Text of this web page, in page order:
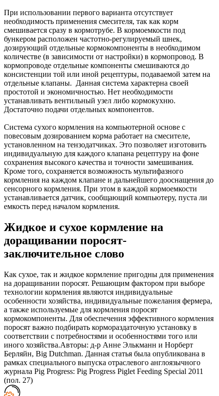
При использовании первого варианта отсутствует
необходимость применения смесителя, так как корм
смешивается сразу в кормотрубе. В кормоемкости под
бункером расположен частотно-регулируемый шнек,
дозирующий отдельные кормокомпоненты в необходимом
количестве (в зависимости от настройки) в кормопровод. В
кормопроводе отдельные компоненты смешиваются до
консистенции той или иной рецептуры, подаваемой затем на
отдельные клапаны. Данная система характерна своей
простотой и экономичностью. Нет необходимости
устанавливать вентильный узел либо кормокухню.
Достаточно подачи отдельных компонентов.
Система сухого кормления на компьютерной основе с
повесовым дозированием корма работает на смесителе,
установленном на тензодатчиках. Это позволяет изготовить
индивидуальную для каждого клапана рецептуру на фоне
сохранения высокого качества и точности замешивания.
Кроме того, сохраняется возможность мультифазного
кормления на каждом клапане и дальнейшего дооснащения до
сенсорного кормления. При этом в каждой кормоемкости
устанавливается датчик, сообщающий компьютеру, пуста ли
емкость перед началом кормления.
Жидкое и сухое кормление на
доращивании поросят-
заключительное слово
Как сухое, так и жидкое кормление пригодны для применения
на доращивании поросят. Решающим фактором при выборе
технологии кормления являются индивидуальные
особенности хозяйства, индивидуальные пожелания фермера,
а также используемые для кормления поросят
кормокомпоненты. Для обеспечения эффективного кормления
поросят важно подбирать кормораздаточную установку в
соответствии с потребностями и особенностями того или
иного хозяйства.Aвторы: д-р Анне Элькманн и Норберт
Берляйн, Big Dutchman. Данная статья была опубликована в
рамках специального выпуска отраслевого англоязычного
журнала Pig Progress: Pig Progress Piglet Feeding Special 2011
(пол. 27)